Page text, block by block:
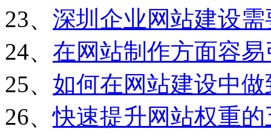
23、 深圳企业网站建设
24、 在网站制作方面容
25、 如何在网站建设中
26、快速提升网站权重